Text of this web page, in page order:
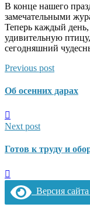
В конце нашего
замечательными
Теперь каждый
удивительную
сегодняшний
Previous post
Об осенних дарах
Next post
Готов к труду и
Версия